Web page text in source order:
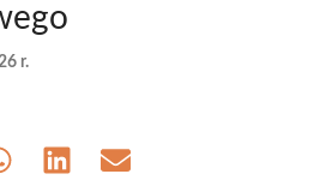
r.
Share Share